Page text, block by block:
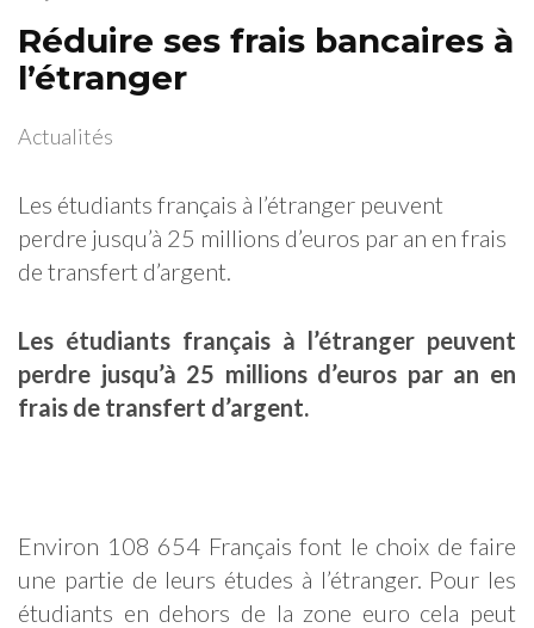
Réduire ses frais bancaires à
l’étranger
Actualités
Les étudiants français à l’étranger peuvent
perdre jusqu’à 25 millions d’euros par an en frais
de transfert d’argent.
Les étudiants français à l’étranger peuvent
perdre jusqu’à 25 millions d’euros par an en
frais de transfert d’argent.
Environ 108 654 Français font le choix de faire
une partie de leurs études à l’étranger. Pour les
étudiants en dehors de la zone euro cela peut